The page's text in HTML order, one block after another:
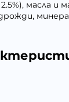
масла и